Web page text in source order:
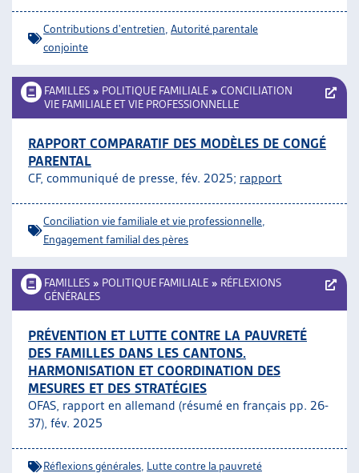
Contributions d'entretien Autorité parentale
conjointe
FAMILLES » POLITIQUE FAMILIALE » CONCILIATION
VIE FAMILIALE ET VIE PROFESSIONNELLE
RAPPORT COMPARATIF DES MODÈLES DE CONGÉ
PARENTAL
CF, communiqué de presse, fév. 2025; rapport
Conciliation vie familiale et vie professionnelle
Engagement familial des pères
FAMILLES » POLITIQUE FAMILIALE » RÉFLEXIONS
GÉNÉRALES
PRÉVENTION ET LUTTE CONTRE LA PAUVRETÉ
DES FAMILLES DANS LES CANTONS.
HARMONISATION ET COORDINATION DES
MESURES ET DES STRATÉGIES
OFAS, rapport en allemand (résumé en français pp. 26-
37), fév. 2025
Réflexions générales Lutte contre la pauvreté